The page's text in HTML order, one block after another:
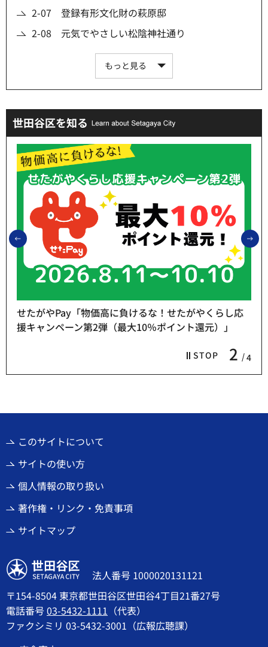
2-07 登録有形文化財の萩原邸
2-08 元気でやさしい松陰神社通り
もっと見る
世田谷区を知る
前のスライドを表示
STOP 2 4
せたがやPay「物価高に負けるな！せたがやくらし応
援キャンペーン第2弾（最大10％ポイント還元）」
このサイトについて
サイトの使い方
個人情報の取り扱い
著作権・リンク・免責事項
サイトマップ
世田谷区
法人番号 1000020131121
〒154-8504 東京都世田谷区世田谷4丁目21番27号
電話番号03-5432-1111 （代表）
ファクシミリ 03-5432-3001（広報広聴課）